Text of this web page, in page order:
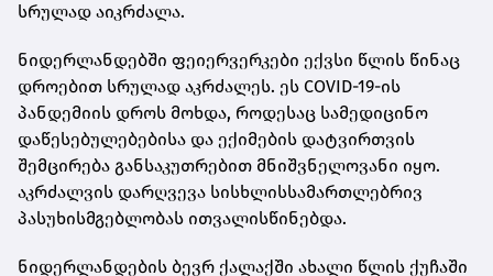
სრულად აიკრძალა.
ნიდერლანდებში ფეიერვერკები ექვსი წლის წინაც
დროებით სრულად აკრძალეს. ეს COVID-19-ის
პანდემიის დროს მოხდა, როდესაც სამედიცინო
დაწესებულებებისა და ექიმების დატვირთვის
შემცირება განსაკუთრებით მნიშვნელოვანი იყო.
აკრძალვის დარღვევა სისხლისსამართლებრივ
პასუხისმგებლობას ითვალისწინებდა.
ნიდერლანდების ბევრ ქალაქში ახალი წლის ქუჩაში